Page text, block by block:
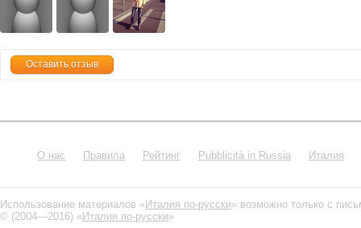
Оставить отзыв
О нас Правила Рейтинг Pubblicità in Russia Италия
Использование материалов «Италия по-русски» возможно только с
© (2004—2016) «Италия по-русски»